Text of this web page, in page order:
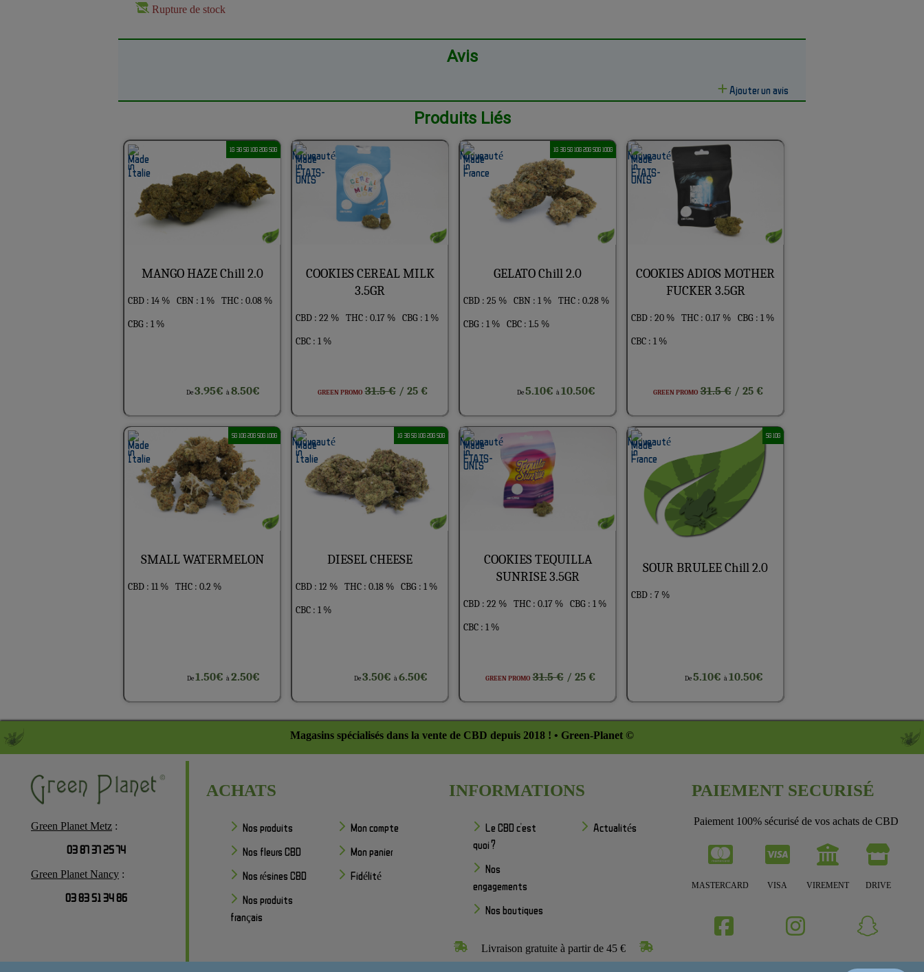
Rupture de stock
Avis
Ajouter un avis
Produits Liés
1G 3G 5G 10G 20G 50G
MANGO HAZE Chill 2.0
CBD : 14 % CBN : 1 %
THC : 0.08 %
CBG : 1 %
De3.95€ à8.50€
COOKIES CEREAL MILK
3.5GR
CBD : 22 % THC : 0.17 %
CBG : 1 %
CBC : 1 %
GREEN PROMO 31.5 €/ 25 €
1G 3G 5G 10G 20G 50G 100G
GELATO Chill 2.0
CBD : 25 % CBN : 1 %
THC : 0.28 %
CBG : 1 %
CBC : 1.5 %
De5.10€ à10.50€
COOKIES ADIOS MOTHER
FUCKER 3.5GR
CBD : 20 % THC : 0.17 %
CBG : 1 %
CBC : 1 %
GREEN PROMO 31.5 €/ 25 €
5G 10G 20G 50G 100G
SMALL WATERMELON
CBD : 11 % THC : 0.2 %
De1.50€ à2.50€
1G 3G 5G 10G 20G 50G
DIESEL CHEESE
CBD : 12 % THC : 0.18 %
CBG : 1 %
CBC : 1 %
De3.50€ à6.50€
COOKIES TEQUILLA
SUNRISE 3.5GR
CBD : 22 % THC : 0.17 %
CBG : 1 %
CBC : 1 %
GREEN PROMO 31.5 €/ 25 €
5G 10G
SOUR BRULEE Chill 2.0
CBD : 7 %
De5.10€ à10.50€
Magasins spécialisés dans la vente de CBD depuis 2018 ! • Green-Planet ©
Green Planet Metz :
03 87 37 25 74
Green Planet Nancy :
03 83 51 34 86
ACHATS
Nos produits
Nos fleurs CBD
Nos résines CBD
Nos produits
français
Mon compte
Mon panier
Fidélité
INFORMATIONS
Le CBD c'est
quoi ?
Nos
engagements
Nos boutiques
Actualités
Livraison gratuite à partir de 45 €
PAIEMENT SECURISÉ
Paiement 100% sécurisé de vos achats de CBD
MASTERCARD VISA VIREMENT DRIVE